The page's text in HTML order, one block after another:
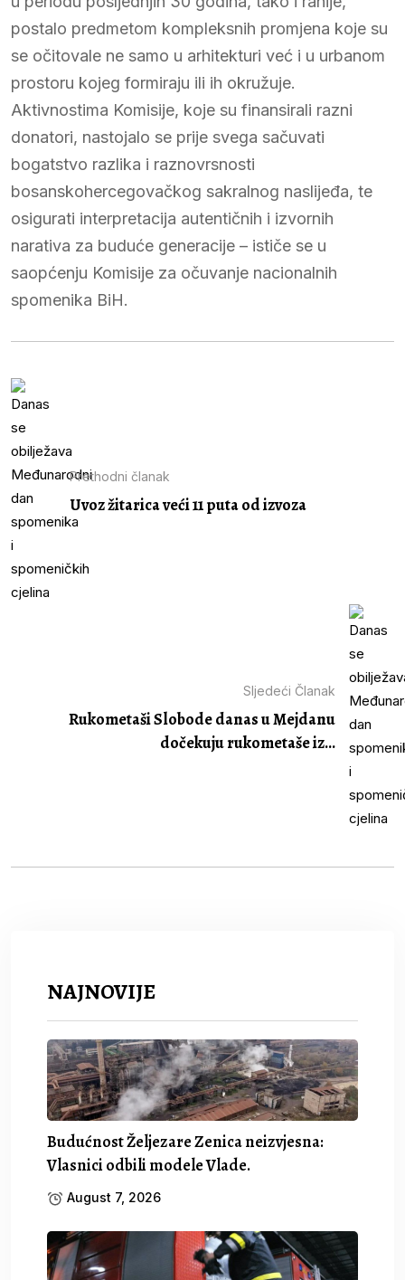
postalo predmetom kompleksnih promjena koje su
se očitovale ne samo u arhitekturi već i u urbanom
prostoru kojeg formiraju ili ih okružuje.
Aktivnostima Komisije, koje su finansirali razni
donatori, nastojalo se prije svega sačuvati
bogatstvo razlika i raznovrsnosti
bosanskohercegovačkog sakralnog naslijeđa, te
osigurati interpretacija autentičnih i izvornih
narativa za buduće generacije – ističe se u
saopćenju Komisije za očuvanje nacionalnih
spomenika BiH.
Prethodni članak
Uvoz žitarica veći 11 puta od izvoza
Sljedeći Članak
Rukometaši Slobode danas u Mejdanu
dočekuju rukometaše iz...
NAJNOVIJE
Budućnost Željezare Zenica neizvjesna:
Vlasnici odbili modele Vlade.
August 7, 2026